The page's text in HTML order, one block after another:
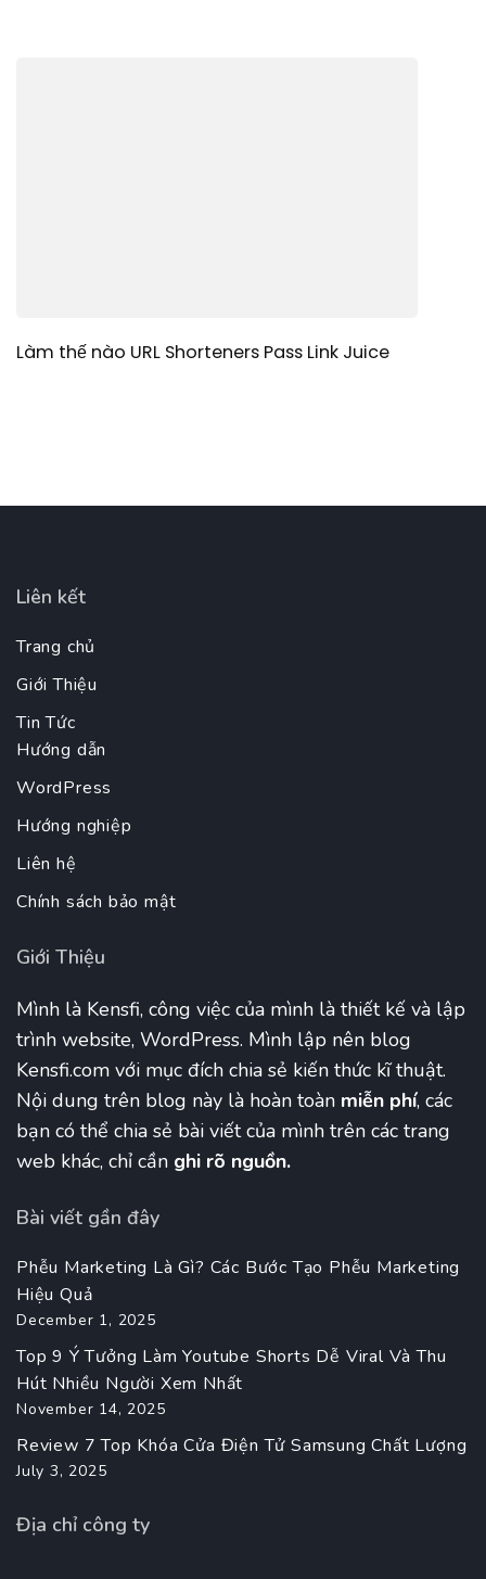
Làm thế nào URL Shorteners Pass Link Juice
Liên kết
Trang chủ
Giới Thiệu
Tin Tức
Hướng dẫn
WordPress
Hướng nghiệp
Liên hệ
Chính sách bảo mật
Giới Thiệu
Mình là Kensfi, công việc của mình là thiết kế và lập
trình website, WordPress. Mình lập nên blog
Kensfi.com với mục đích chia sẻ kiến thức kĩ thuật.
Nội dung trên blog này là hoàn toàn miễn phí, các
bạn có thể chia sẻ bài viết của mình trên các trang
web khác, chỉ cần ghi rõ nguồn.
Bài viết gần đây
Phễu Marketing Là Gì? Các Bước Tạo Phễu Marketing
Hiệu Quả
December 1, 2025
Top 9 Ý Tưởng Làm Youtube Shorts Dễ Viral Và Thu
Hút Nhiều Người Xem Nhất
November 14, 2025
Review 7 Top Khóa Cửa Điện Tử Samsung Chất Lượng
July 3, 2025
Địa chỉ công ty